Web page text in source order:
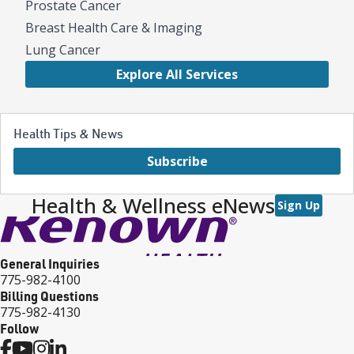
Prostate Cancer
Breast Health Care & Imaging
Lung Cancer
Explore All Services
Health Tips & News
Subscribe
Health & Wellness eNews Sign Up
General Inquiries
775-982-4100
Billing Questions
775-982-4130
Follow